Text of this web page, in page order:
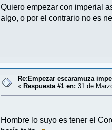
Quiero empezar con imperial
algo, o por el contrario no es
Re:Empezar escaramuza
«Respuesta #1 en: 31 de
Hombre lo suyo es tener el